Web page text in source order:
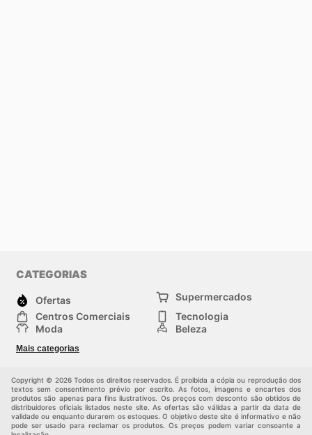
CATEGORIAS
Ofertas
Supermercados
Centros Comerciais
Tecnologia
Moda
Beleza
Construção e jardinagem
Mais categorias
Copyright © 2026 Todos os direitos reservados. É proibida a cópia ou reprodução dos
textos sem consentimento prévio por escrito. As fotos, imagens e encartes dos
produtos são apenas para fins ilustrativos. Os preços com desconto são obtidos de
distribuidores oficiais listados neste site. As ofertas são válidas a partir da data de
validade ou enquanto durarem os estoques. O objetivo deste site é informativo e não
pode ser usado para reclamar os produtos. Os preços podem variar consoante a